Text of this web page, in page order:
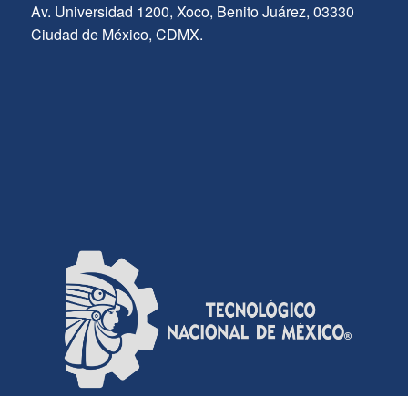
Av. Universidad 1200, Xoco, Benito Juárez, 03330
Ciudad de México, CDMX.